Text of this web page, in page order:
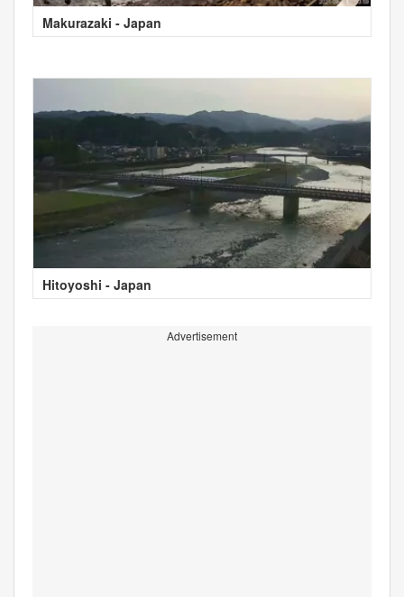
Makurazaki - Japan
Hitoyoshi - Japan
Advertisement